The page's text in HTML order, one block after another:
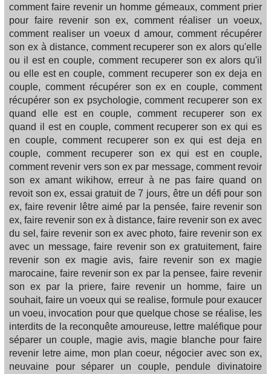
comment faire revenir un homme gémeaux, comment prier
pour faire revenir son ex, comment réaliser un voeux,
comment realiser un voeux d amour, comment récupérer
son ex à distance, comment recuperer son ex alors qu'elle
ou il est en couple, comment recuperer son ex alors qu'il
ou elle est en couple, comment recuperer son ex deja en
couple, comment récupérer son ex en couple, comment
récupérer son ex psychologie, comment recuperer son ex
quand elle est en couple, comment recuperer son ex
quand il est en couple, comment recuperer son ex qui es
en couple, comment recuperer son ex qui est deja en
couple, comment recuperer son ex qui est en couple,
comment revenir vers son ex par message, comment revoir
son ex amant wikihow, erreur à ne pas faire quand on
revoit son ex, essai gratuit de 7 jours, être un défi pour son
ex, faire revenir lêtre aimé par la pensée, faire revenir son
ex, faire revenir son ex à distance, faire revenir son ex avec
du sel, faire revenir son ex avec photo, faire revenir son ex
avec un message, faire revenir son ex gratuitement, faire
revenir son ex magie avis, faire revenir son ex magie
marocaine, faire revenir son ex par la pensee, faire revenir
son ex par la priere, faire revenir un homme, faire un
souhait, faire un voeux qui se realise, formule pour exaucer
un voeu, invocation pour que quelque chose se réalise, les
interdits de la reconquête amoureuse, lettre maléfique pour
séparer un couple, magie avis, magie blanche pour faire
revenir letre aime, mon plan coeur, négocier avec son ex,
neuvaine pour séparer un couple, pendule divinatoire